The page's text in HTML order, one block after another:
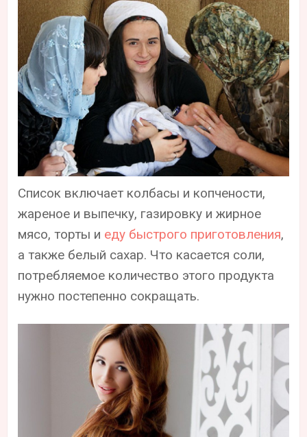
Список включает колбасы и копчености,
жареное и выпечку, газировку и жирное
мясо, торты и еду быстрого приготовления,
а также белый сахар. Что касается соли,
потребляемое количество этого продукта
нужно постепенно сокращать.